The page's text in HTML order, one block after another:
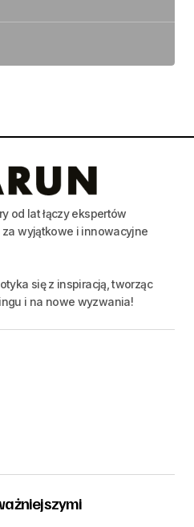
od lat łączy ekspertów
wyjątkowe i innowacyjne
się z inspiracją, tworząc
i na nowe wyzwania!